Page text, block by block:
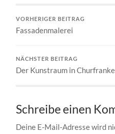
VORHERIGER BEITRAG
Fassadenmalerei
NÄCHSTER BEITRAG
Der Kunstraum in
Schreibe einen
Deine E-Mail-Adresse wird